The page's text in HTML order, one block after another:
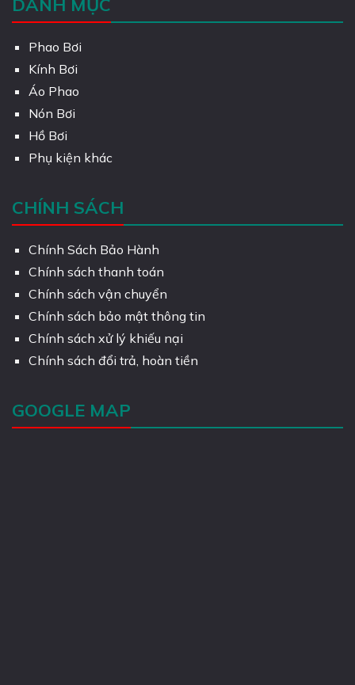
DANH MỤC
Phao Bơi
Kính Bơi
Áo Phao
Nón Bơi
Hồ Bơi
Phụ kiện khác
CHÍNH SÁCH
Chính Sách Bảo Hành
Chính sách thanh toán
Chính sách vận chuyển
Chính sách bảo mật thông tin
Chính sách xử lý khiếu nại
Chính sách đổi trả, hoàn tiền
GOOGLE MAP